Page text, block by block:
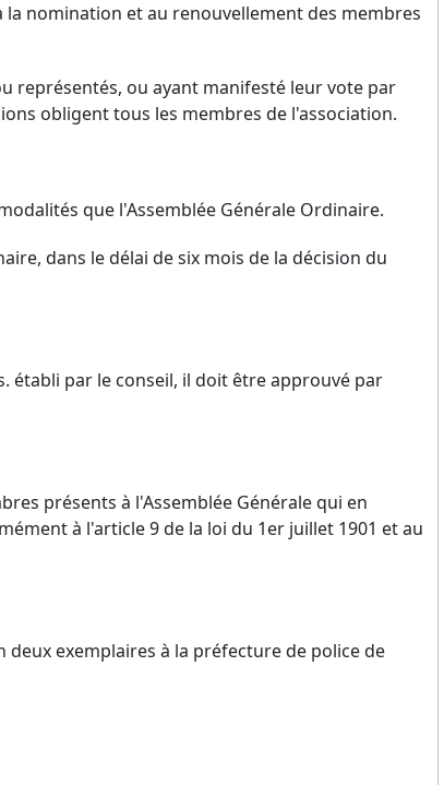
la nomination et au renouvellement des membres
représentés, ou ayant manifesté leur vote par
obligent tous les membres de l'association.
que l'Assemblée Générale Ordinaire.
dans le délai de six mois de la décision du
établi par le conseil, il doit être approuvé par
présents à l'Assemblée Générale qui en
à l'article 9 de la loi du 1er juillet 1901 et au
exemplaires à la préfecture de police de